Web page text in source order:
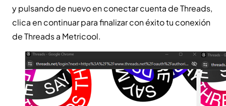
y pulsando de nuevo en conectar cuenta de Threads,
clica en continuar para finalizar con éxito tu conexión
de Threads a Metricool.